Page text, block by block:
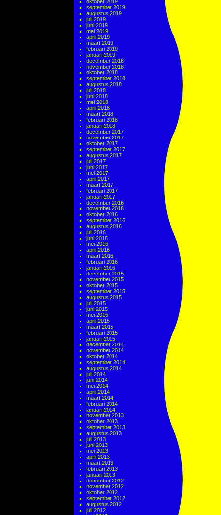
oktober 2019
september 2019
augustus 2019
juli 2019
juni 2019
mei 2019
april 2019
maart 2019
februari 2019
januari 2019
december 2018
november 2018
oktober 2018
september 2018
augustus 2018
juli 2018
juni 2018
mei 2018
april 2018
maart 2018
februari 2018
januari 2018
december 2017
november 2017
oktober 2017
september 2017
augustus 2017
juli 2017
juni 2017
mei 2017
april 2017
maart 2017
februari 2017
januari 2017
december 2016
november 2016
oktober 2016
september 2016
augustus 2016
juli 2016
juni 2016
mei 2016
april 2016
maart 2016
februari 2016
januari 2016
december 2015
november 2015
oktober 2015
september 2015
augustus 2015
juli 2015
juni 2015
mei 2015
april 2015
maart 2015
februari 2015
januari 2015
december 2014
november 2014
oktober 2014
september 2014
augustus 2014
juli 2014
juni 2014
mei 2014
april 2014
maart 2014
februari 2014
januari 2014
november 2013
oktober 2013
september 2013
augustus 2013
juli 2013
juni 2013
mei 2013
april 2013
maart 2013
februari 2013
januari 2013
december 2012
november 2012
oktober 2012
september 2012
augustus 2012
juli 2012